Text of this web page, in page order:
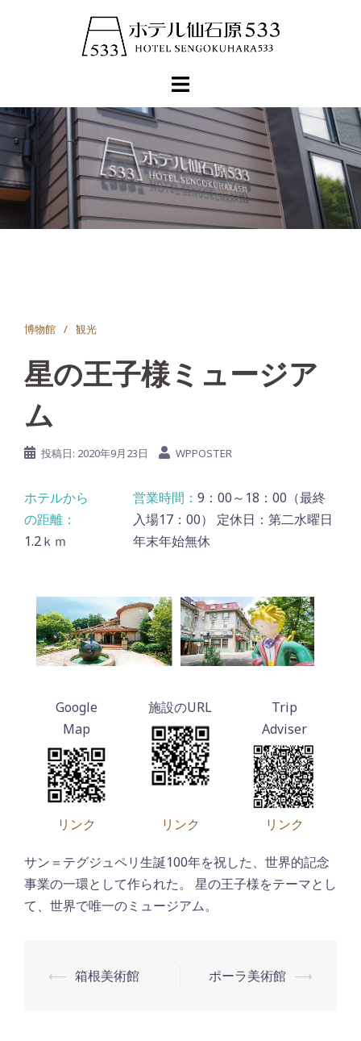
へ
ス
キ
ッ
プ
博物館 観光
星の王子様ミュージア
ム
投稿日: 2020年9月23日 WPPOSTER
1.2ｋｍ
9：00～18：00（最終
入場17：00） 定休日：第二水曜日
年末年始無休
リンク リンク リンク
サン＝テグジュペリ生誕100年を祝した、世界的記念
事業の一環として作られた。 星の王子様をテーマとし
て、世界で唯一のミュージアム。
投
⟵ 箱根美術館 ポーラ美術館 ⟶